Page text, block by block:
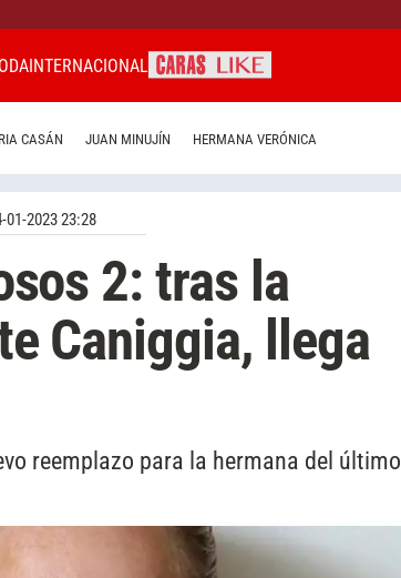
INTERNACIONAL
CASÁN JUAN MINUJÍN HERMANA VERÓNICA
01-2023 23:28
2: tras la
Caniggia, llega
reemplazo para la hermana del último